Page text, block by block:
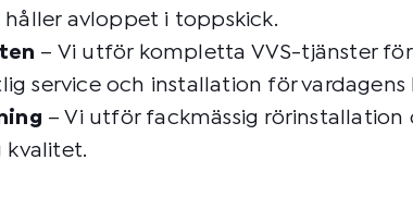
avloppet i toppskick.
– Vi utför kompletta VVS-tjänster
service och installation för vardagens
– Vi utför fackmässig
kvalitet.